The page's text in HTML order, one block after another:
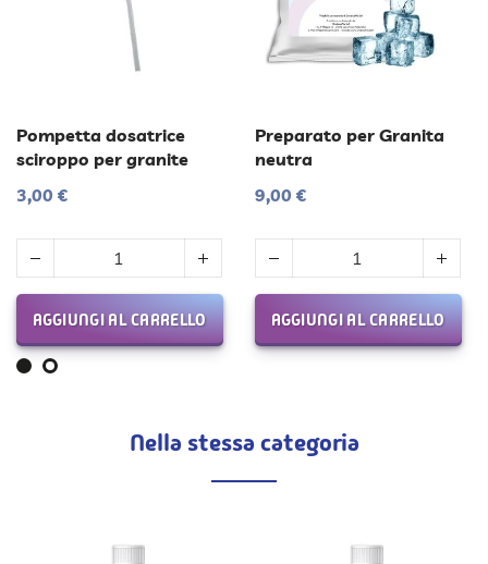
Pompetta dosatrice
sciroppo per granite
3,00 €
AGGIUNGI AL CARRELLO
Preparato per Granita
neutra
9,00 €
AGGIUNGI AL CARRELLO
Nella stessa categoria